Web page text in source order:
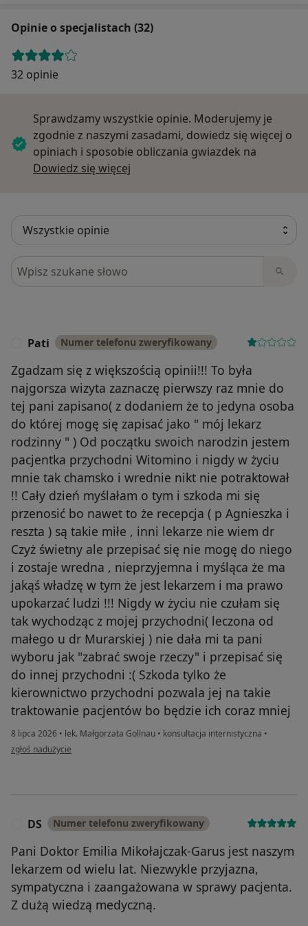
Opinie o specjalistach (32)
32 opinie
Sprawdzamy wszystkie opinie. Moderujemy je
zgodnie z naszymi zasadami, dowiedz się więcej o
opiniach i sposobie obliczania gwiazdek na
Dowiedz się więcej
Szukaj w opiniach
Pati Numer telefonu zweryfikowany
Zgadzam się z większością opinii!!! To była
najgorsza wizyta zaznaczę pierwszy raz mnie do
tej pani zapisano( z dodaniem że to jedyna osoba
do której mogę się zapisać jako " mój lekarz
rodzinny " ) Od początku swoich narodzin jestem
pacjentka przychodni Witomino i nigdy w życiu
mnie tak chamsko i wrednie nikt nie potraktował
!! Cały dzień myślałam o tym i szkoda mi się
przenosić bo nawet to że recepcja ( p Agnieszka i
reszta ) są takie miłe , inni lekarze nie wiem dr
Czyż świetny ale przepisać się nie mogę do niego
i zostaje wredna , nieprzyjemna i myśląca że ma
jakąś władzę w tym że jest lekarzem i ma prawo
upokarzać ludzi !!! Nigdy w życiu nie czułam się
tak wychodząc z mojej przychodni( leczona od
małego u dr Murarskiej ) nie dała mi ta pani
wyboru jak "zabrać swoje rzeczy" i przepisać się
do innej przychodni :( Szkoda tylko że
kierownictwo przychodni pozwala jej na takie
traktowanie pacjentów bo będzie ich coraz mniej
8 lipca 2026 • lek. Małgorzata Gollnau • konsultacja internistyczna •
w opinii użytkownika Pati
zgłoś nadużycie
DS Numer telefonu zweryfikowany
Pani Doktor Emilia Mikołajczak-Garus jest naszym
lekarzem od wielu lat. Niezwykle przyjazna,
sympatyczna i zaangażowana w sprawy pacjenta.
Z dużą wiedzą medyczną.